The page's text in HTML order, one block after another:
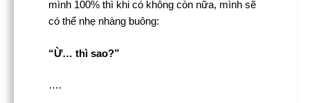
mình 100% thì khi có không còn nữa, mình sẽ
có thể nhẹ nhàng buông:
“Ừ… thì sao?”
….